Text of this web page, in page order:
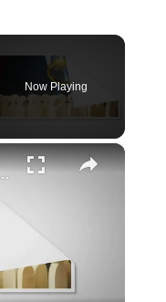
Now Playing
×
in a Crowded Job Market